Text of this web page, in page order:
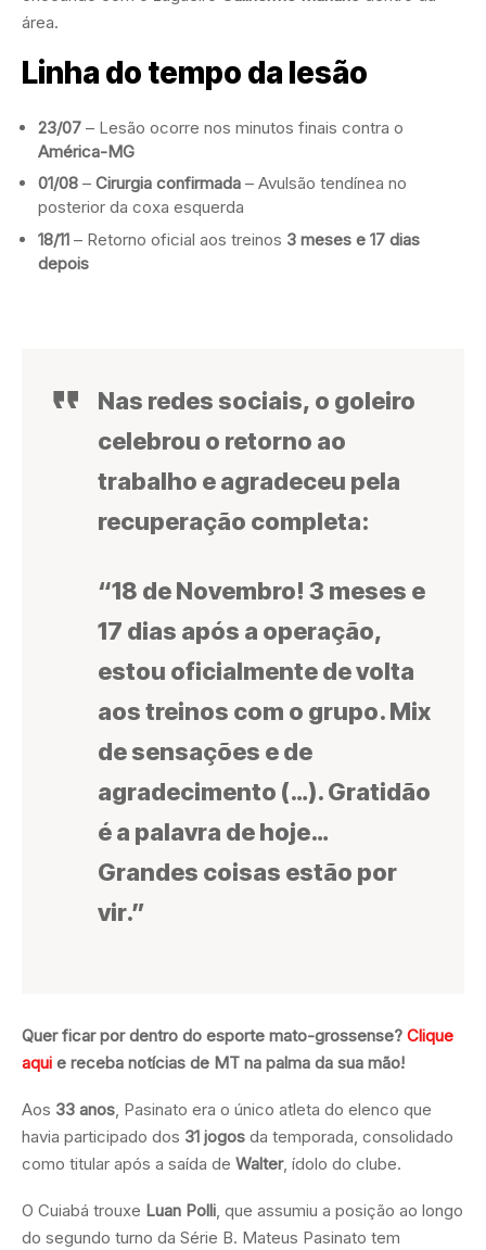
área.
Linha do tempo da lesão
23/07 – Lesão ocorre nos minutos finais contra o
América-MG
01/08 – Cirurgia confirmada – Avulsão tendínea no
posterior da coxa esquerda
18/11 – Retorno oficial aos treinos 3 meses e 17 dias
depois
Nas redes sociais, o goleiro
celebrou o retorno ao
trabalho e agradeceu pela
recuperação completa:
“18 de Novembro! 3 meses e
17 dias após a operação,
estou oficialmente de volta
aos treinos com o grupo. Mix
de sensações e de
agradecimento (…). Gratidão
é a palavra de hoje…
Grandes coisas estão por
vir.”
Quer ficar por dentro do esporte mato-grossense? Clique
aqui e receba notícias de MT na palma da sua mão!
Aos 33 anos, Pasinato era o único atleta do elenco que
havia participado dos 31 jogos da temporada, consolidado
como titular após a saída de Walter, ídolo do clube.
O Cuiabá trouxe Luan Polli, que assumiu a posição ao longo
do segundo turno da Série B. Mateus Pasinato tem